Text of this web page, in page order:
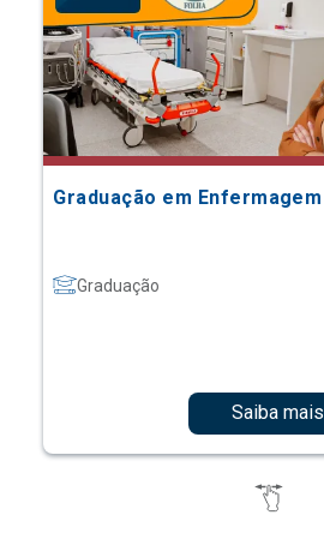
Graduação em Enfermagem
Graduação
Saiba mais